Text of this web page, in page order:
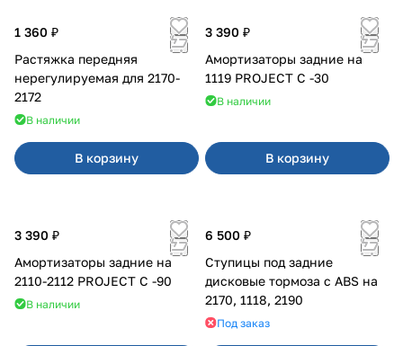
1 360 ₽
Растяжка передняя
нерегулируемая для 2170-
2172
В наличии
В корзину
3 390 ₽
Амортизаторы задние на
1119 PROJECT С -30
В наличии
В корзину
3 390 ₽
Амортизаторы задние на
2110-2112 PROJECT С -90
В наличии
6 500 ₽
Ступицы под задние
дисковые тормоза с ABS на
2170, 1118, 2190
Под заказ